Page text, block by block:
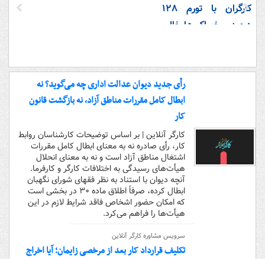
کارگران با تورم ۱۲۸
درصدی خوراکی‌ها خالی
رأی جدید دیوان عدالت اداری چه می‌گوید؟ نه
ابطال کامل مقررات مناطق آزاد، نه بازگشت قانون
کار
کارگر آنلاین | بر اساس توضیحات کارشناسان روابط
کار، رأی صادره نه به معنای ابطال کامل مقررات
اشتغال مناطق آزاد است و نه به معنای انحلال
هیأت‌های رسیدگی به اختلافات کارگر و کارفرما.
آنچه دیوان با استناد به نظر فقهای شورای نگهبان
ابطال کرده، صرفاً اطلاق ماده ۳۰ در بخشی است
که امکان حضور اشخاص فاقد شرایط لازم در این
هیأت‌ها را فراهم می‌کرد.
سرویس مشاوره کارگر آنلاین
تکلیف قرارداد کار بعد از مرخصی زایمان؛ آیا اخراج